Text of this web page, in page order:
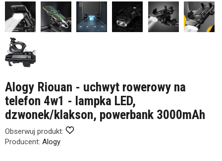
Alogy Riouan - uchwyt rowerowy na
telefon 4w1 - lampka LED,
dzwonek/klakson, powerbank 3000mAh
Obserwuj produkt:
Producent: Alogy